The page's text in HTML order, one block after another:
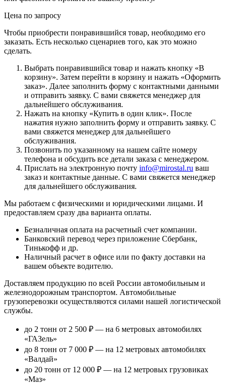
Цена по запросу
Чтобы приобрести понравившийся товар, необходимо его
заказать. Есть несколько сценариев того, как это можно
сделать.
Выбрать понравившийся товар и нажать кнопку «В
корзину». Затем перейти в корзину и нажать «Оформить
заказ». Далее заполнить форму с контактными данными
и отправить заявку. С вами свяжется менеджер для
дальнейшего обслуживания.
Нажать на кнопку «Купить в один клик». После
нажатия нужно заполнить форму и отправить заявку. С
вами свяжется менеджер для дальнейшего
обслуживания.
Позвонить по указанному на нашем сайте номеру
телефона и обсудить все детали заказа с менеджером.
Прислать на электронную почту info@mirostal.ru ваш
заказ и контактные данные. С вами свяжется менеджер
для дальнейшего обслуживания.
Мы работаем с физическими и юридическими лицами. И
предоставляем сразу два варианта оплаты.
Безналичная оплата на расчетный счет компании.
Банковский перевод через приложение Сбербанк,
Тинькофф и др.
Наличный расчет в офисе или по факту доставки на
вашем объекте водителю.
Доставляем продукцию по всей России автомобильным и
железнодорожным транспортом. Автомобильные
грузоперевозки осуществляются силами нашей логистической
службы.
до 2 тонн от 2 500 ₽ — на 6 метровых автомобилях
«ГАЗель»
до 8 тонн от 7 000 ₽ — на 12 метровых автомобилях
«Валдай»
до 20 тонн от 12 000 ₽ — на 12 метровых грузовиках
«Маз»